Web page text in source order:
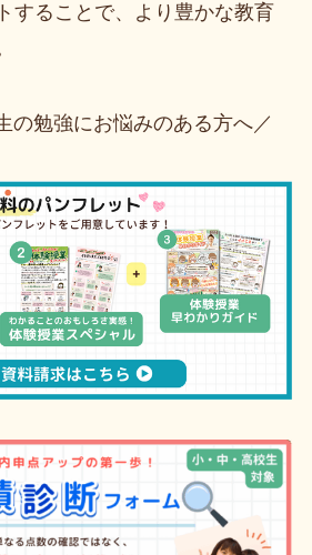
することで、より豊かな教育
の勉強にお悩みのある方へ／